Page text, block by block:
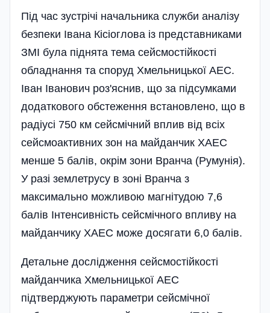
Під час зустрічі начальника служби аналізу
безпеки Івана Кісіоглова із пред­ставниками
ЗМІ була піднята тема сей­смостійкості
обладнання та споруд Хмельницької АЕС.
Іван Іванович роз'­яснив, що за підсумками
додаткового обстеження встановлено, що в
радіусі 750 км сейсмічний вплив від всіх
сейс­моактивних зон на майданчик ХАЕС
менше 5 балів, окрім зони Вранча (Ру­мунія).
У разі землетрусу в зоні Вранча з
максимально можливою магнітудою 7,6
балів Інтенсивність сейсмічного впливу на
майданчику ХАЕС може до­сягати 6,0 балів.
Детальне дослідження сейсмостій­кості
майданчика Хмельницької АЕС
підтверджують параметри сейсмічної